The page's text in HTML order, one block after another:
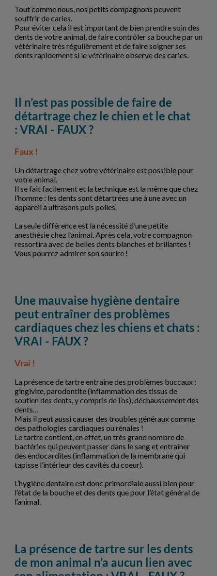
Tout comme nous, nos petits compagnons peuvent
souffrir de caries.
Pour éviter cela il est important de bien prendre soin des
dents de votre animal, de faire contrôler sa bouche par un
vétérinaire très régulièrement et de faire soigner ses
dents rapidement si le vétérinaire observe des caries.
Il n’est pas possible de faire de
détartrage chez le chien et le chat
: VRAI - FAUX ?
Faux !
Un détartrage chez votre vétérinaire est possible pour
votre animal.
Il se fait facilement et la technique est la même que chez
l’homme : les dents sont détartrées une à une avec un
appareil à ultrasons puis polies.
La seule différence est la nécessité d’une petite
anesthésie chez l’animal. Après cela, votre compagnon
ressortira avec de belles dents blanches et brillantes !
Vous pourrez admirer son sourire !
Une mauvaise hygiène dentaire
peut entraîner des problèmes
cardiaques chez les chiens et chats :
VRAI - FAUX ?
Vrai !
La présence de tartre entraîne des problèmes buccaux :
gingivite, parodontite (inflammation des tissus de
soutien des dents, y compris de l’os), déchaussement des
dents…
Mais il peut aussi causer des troubles généraux comme
des pathologies cardiaques ou rénales !
Le tartre contient, en effet, un très grand nombre de
bactéries qui peuvent passer dans le sang et entraîner
des endocardites (inflammation de la membrane qui
tapisse l’intérieur des cavités du coeur).
L’hygiène dentaire est donc primordiale aussi bien pour
l’état de la bouche et des dents que pour l’état général de
l’animal.
La présence de tartre sur les dents
de mon animal n’a aucun lien avec